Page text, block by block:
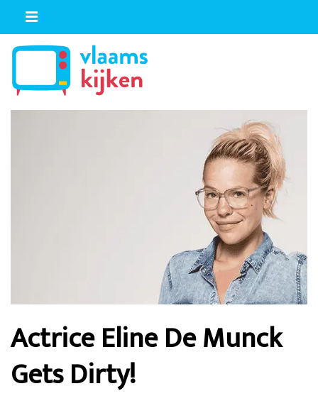
Actrice Eline De Munck
Gets Dirty!